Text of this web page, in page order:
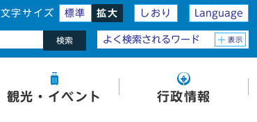
文字サイズ 標準 拡大 しおり Language
検索 よく検索されるワード 表示
観光・イベント 行政情報